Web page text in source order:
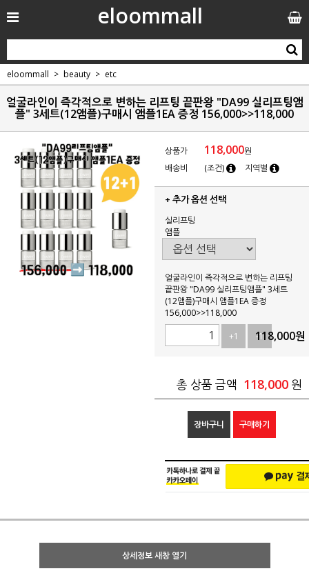
eloommall
eloommall beauty etc
얼굴라인이 즉각적으로 변하는 리프팅 끝판왕 "DA99 실리프팅앰
플" 3세트(12앰플)구매시 앰플1EA 증정 156,000>>118,000
상품가 118,000원
배송비
(조건) 지역별
+ 추가 옵션 선택
실리프팅
앰플
얼굴라인이 즉각적으로 변하는 리프팅
끝판왕 "DA99 실리프팅앰플" 3세트
(12앰플)구매시 앰플1EA 증정
156,000>>118,000
+1
-1
118,000원
총 상품 금액 118,000 원
장바구니 구매하기
상세정보 새창 열기